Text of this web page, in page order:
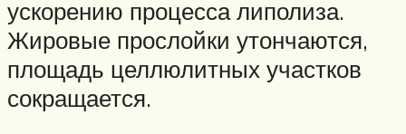
ускорению процесса липолиза.
Жировые прослойки утончаются,
площадь целлюлитных участков
сокращается.